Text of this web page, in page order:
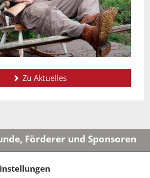
Zu Aktuelles
Förderer und Sponsoren